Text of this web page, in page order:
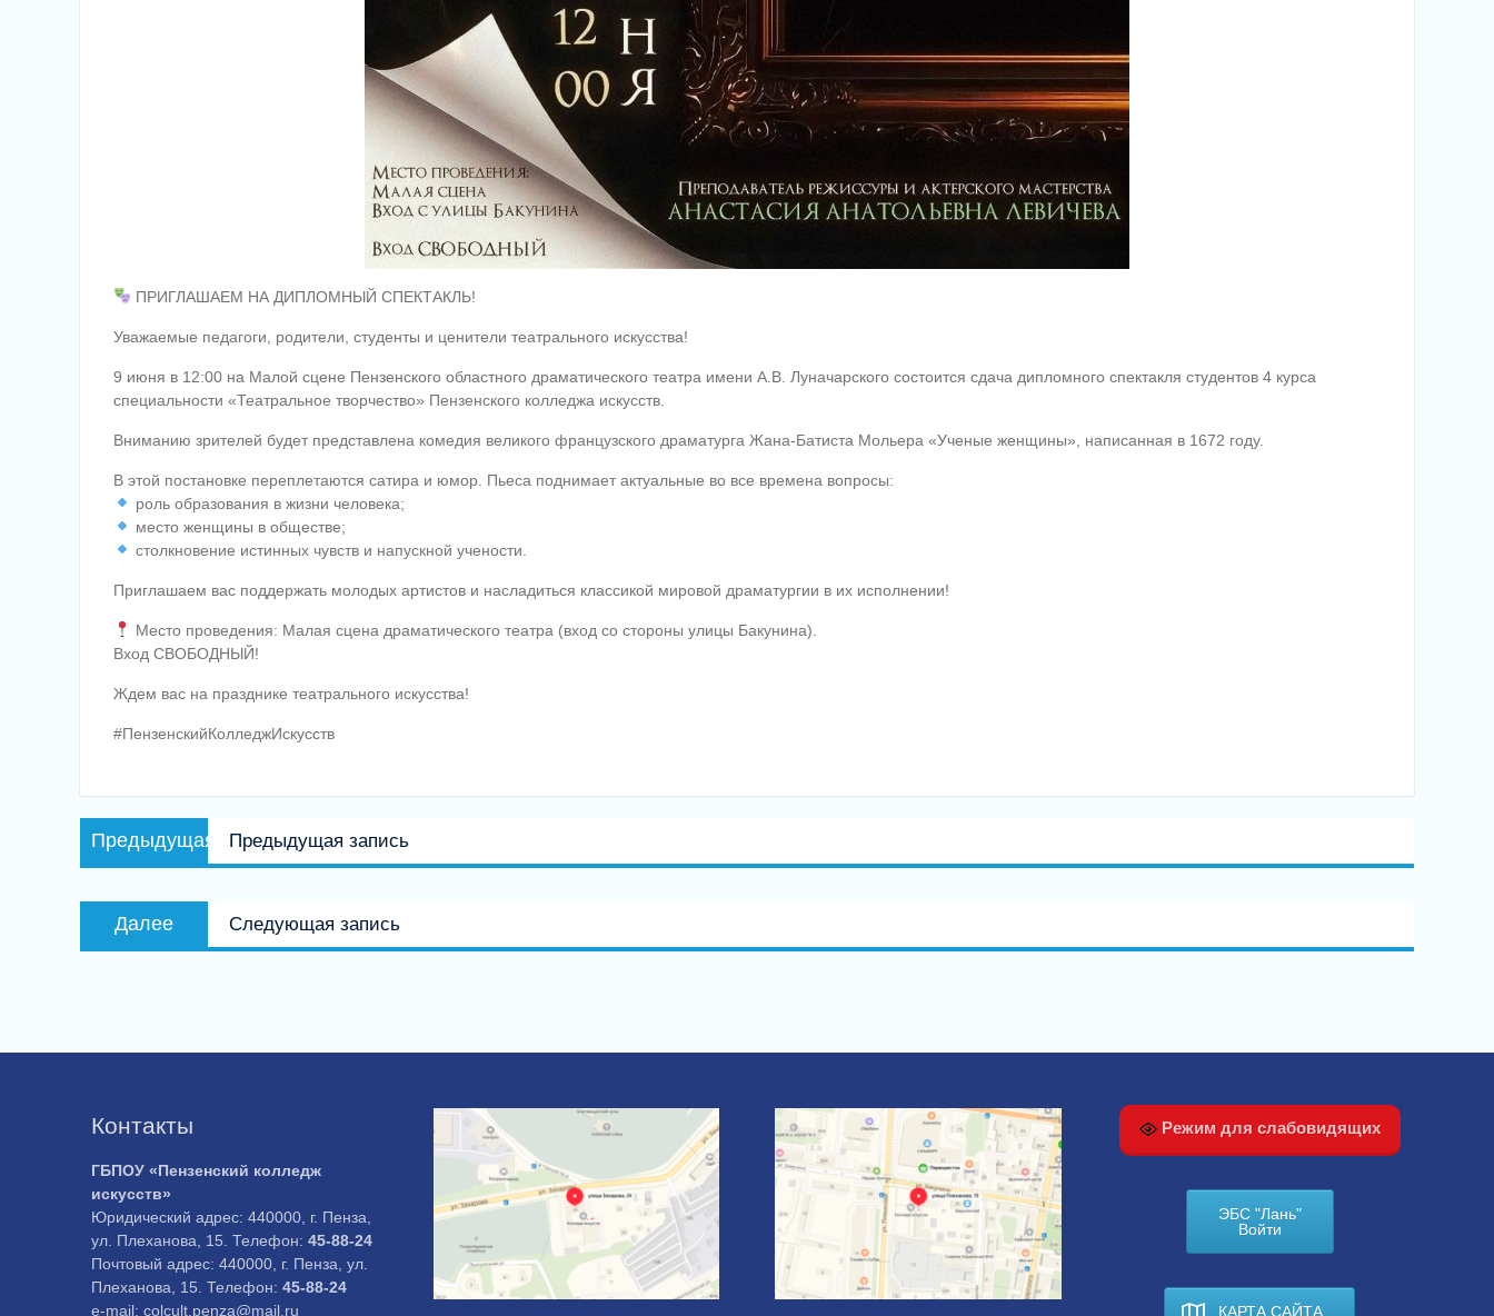
ПРИГЛАШАЕМ НА ДИПЛОМНЫЙ СПЕКТАКЛЬ!
Уважаемые педагоги, родители, студенты и ценители театрального искусства!
9 июня в 12:00 на Малой сцене Пензенского областного драматического театра имени А.В. Луначарского состоится сдача дипломного спектакля студентов 4 курса
специальности «Театральное творчество» Пензенского колледжа искусств.
Вниманию зрителей будет представлена комедия великого французского драматурга Жана-Батиста Мольера «Ученые женщины», написанная в 1672 году.
В этой постановке переплетаются сатира и юмор. Пьеса поднимает актуальные во все времена вопросы:
роль образования в жизни человека;
место женщины в обществе;
столкновение истинных чувств и напускной учености.
Приглашаем вас поддержать молодых артистов и насладиться классикой мировой драматургии в их исполнении!
Место проведения: Малая сцена драматического театра (вход со стороны улицы Бакунина).
Вход СВОБОДНЫЙ!
Ждем вас на празднике театрального искусства!
#ПензенскийКолледжИскусств
Навигация
по
Предыдущая
запись:
Предыдущая запись
Далее
запись:
Следующая запись
Контакты
ГБПОУ «Пензенский колледж
искусств»
Юридический адрес: 440000, г. Пенза,
ул. Плеханова, 15. Телефон: 45-88-24
Почтовый адрес: 440000, г. Пенза, ул.
Плеханова, 15. Телефон: 45-88-24
e-mail: colcult.penza@mail.ru
Режим для слабовидящих
ЭБС "Лань"
Войти
КАРТА САЙТА